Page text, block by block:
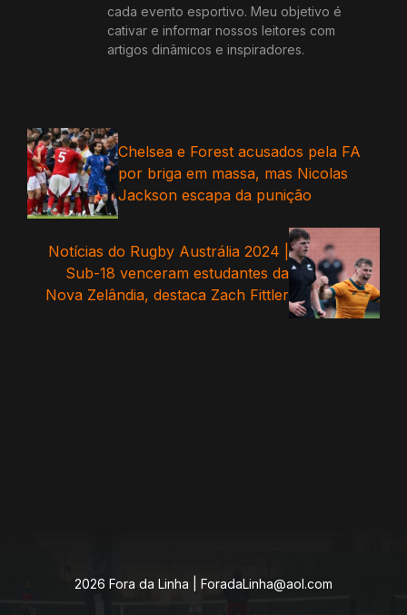
cada evento esportivo. Meu objetivo é
cativar e informar nossos leitores com
artigos dinâmicos e inspiradores.
Chelsea e Forest acusados ​​​​pela FA
por briga em massa, mas Nicolas
Jackson escapa da punição
Notícias do Rugby Austrália 2024 |
Sub-18 venceram estudantes da
Nova Zelândia, destaca Zach Fittler
2026 Fora da Linha | ForadaLinha@aol.com